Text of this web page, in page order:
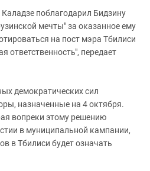
поблагодарил Бидзину
мечты" за оказанное ему
на пост мэра Тбилиси
ответственность", передает
демократических сил
назначенные на 4 октября.
вопреки этому решению
в муниципальной кампании,
в Тбилиси будет означать